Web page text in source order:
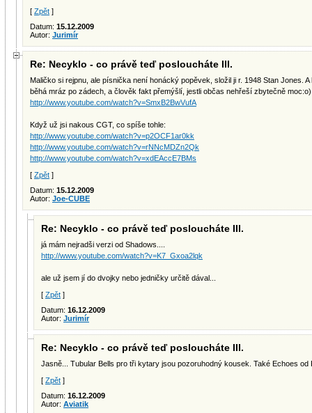
[ Zpět ]
Datum: 15.12.2009
Autor: Jurimír
Re: Necyklo - co právě teď posloucháte III.
Maličko si rejpnu, ale písnička není honácký popěvek, složil ji r. 1948 Stan Jones.
běhá mráz po zádech, a člověk fakt přemýšlí, jestli občas nehřeší zbytečně moc:o)
http://www.youtube.com/watch?v=SmxB2BwVufA
Když už jsi nakous CGT, co spíše tohle:
http://www.youtube.com/watch?v=p2OCF1ar0kk
http://www.youtube.com/watch?v=rNNcMDZn2Qk
http://www.youtube.com/watch?v=xdEAccE7BMs
[ Zpět ]
Datum: 15.12.2009
Autor: Joe-CUBE
Re: Necyklo - co právě teď posloucháte III.
já mám nejradši verzi od Shadows....
http://www.youtube.com/watch?v=K7_Gxoa2lqk
ale už jsem jí do dvojky nebo jedničky určitě dával...
[ Zpět ]
Datum: 16.12.2009
Autor: Jurimír
Re: Necyklo - co právě teď posloucháte III.
Jasně... Tubular Bells pro tři kytary jsou pozoruhodný kousek. Také Echoes od
[ Zpět ]
Datum: 16.12.2009
Autor: Aviatik